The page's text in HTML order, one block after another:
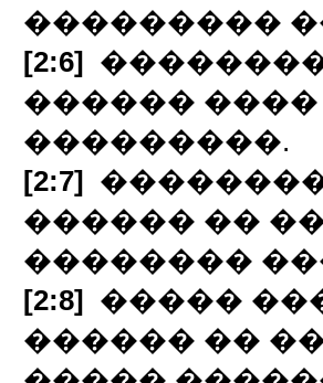
���������
[2:6]
������
���������.
[2:7]
������ ��
��������
[2:8] �����
������ ��